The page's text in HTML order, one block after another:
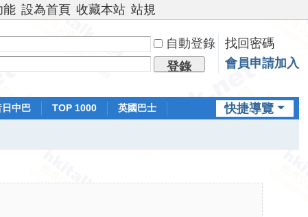
能 設為首頁 收藏本站 站規
自動登錄
找回密碼
登錄 會員申請加入
快捷導覽
日中巴 TOP 1000
英國巴士